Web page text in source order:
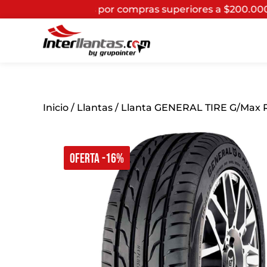
compras superiores a $200.000*(Aplican Términos
OFERTA -16%
Inicio / Llantas / Llanta GENERAL TIRE G/Max